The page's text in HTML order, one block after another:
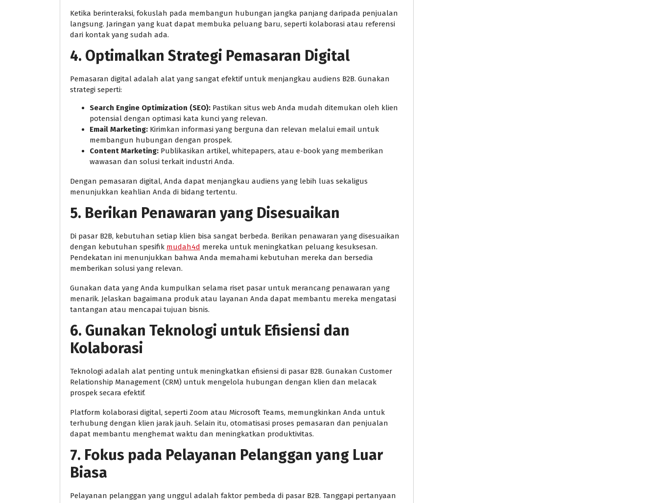
Ketika berinteraksi, fokuslah pada membangun hubungan jangka panjang daripada penjualan
langsung. Jaringan yang kuat dapat membuka peluang baru, seperti kolaborasi atau referensi
dari kontak yang sudah ada.
4. Optimalkan Strategi Pemasaran Digital
Pemasaran digital adalah alat yang sangat efektif untuk menjangkau audiens B2B. Gunakan
strategi seperti:
Search Engine Optimization (SEO): Pastikan situs web Anda mudah ditemukan oleh klien
potensial dengan optimasi kata kunci yang relevan.
Email Marketing: Kirimkan informasi yang berguna dan relevan melalui email untuk
membangun hubungan dengan prospek.
Content Marketing: Publikasikan artikel, whitepapers, atau e-book yang memberikan
wawasan dan solusi terkait industri Anda.
Dengan pemasaran digital, Anda dapat menjangkau audiens yang lebih luas sekaligus
menunjukkan keahlian Anda di bidang tertentu.
5. Berikan Penawaran yang Disesuaikan
Di pasar B2B, kebutuhan setiap klien bisa sangat berbeda. Berikan penawaran yang disesuaikan
dengan kebutuhan spesifik mudah4d mereka untuk meningkatkan peluang kesuksesan.
Pendekatan ini menunjukkan bahwa Anda memahami kebutuhan mereka dan bersedia
memberikan solusi yang relevan.
Gunakan data yang Anda kumpulkan selama riset pasar untuk merancang penawaran yang
menarik. Jelaskan bagaimana produk atau layanan Anda dapat membantu mereka mengatasi
tantangan atau mencapai tujuan bisnis.
6. Gunakan Teknologi untuk Efisiensi dan
Kolaborasi
Teknologi adalah alat penting untuk meningkatkan efisiensi di pasar B2B. Gunakan Customer
Relationship Management (CRM) untuk mengelola hubungan dengan klien dan melacak
prospek secara efektif.
Platform kolaborasi digital, seperti Zoom atau Microsoft Teams, memungkinkan Anda untuk
terhubung dengan klien jarak jauh. Selain itu, otomatisasi proses pemasaran dan penjualan
dapat membantu menghemat waktu dan meningkatkan produktivitas.
7. Fokus pada Pelayanan Pelanggan yang Luar
Biasa
Pelayanan pelanggan yang unggul adalah faktor pembeda di pasar B2B. Tanggapi pertanyaan